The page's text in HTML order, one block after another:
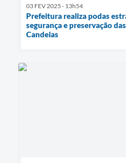
03 FEV 2025 - 13h54
Prefeitura realiza podas
segurança e preservação
Candeias